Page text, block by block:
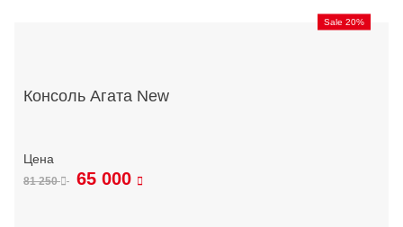
Sale 20%
Консоль Агата New
81 250 65 000